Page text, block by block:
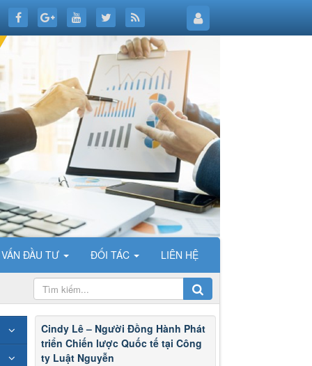
ĐẦU TƯ ĐỐI TÁC LIÊN HỆ
Cindy Lê – Người Đồng Hành Phát
triển Chiến lược Quốc tế tại Công
ty Luật Nguyễn